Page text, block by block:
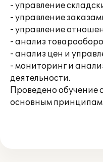
- управление
- управление
- управление
- анализ
- анализ цен и
- мониторинг и
деятельности.
Проведено обучение
основным